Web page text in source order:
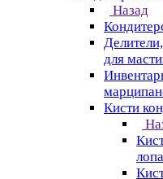
Назад
для
Кисти